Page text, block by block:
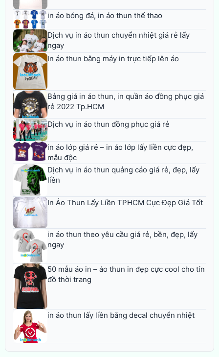
in áo bóng đá, in áo thun thể thao
Dịch vụ in áo thun chuyển nhiệt giá rẻ lấy
ngay
In áo thun bằng máy in trực tiếp lên áo
Bảng giá in áo thun, in quần áo đồng phục giá
rẻ 2022 Tp.HCM
Dịch vụ in áo thun đồng phục giá rẻ
in áo lớp giá rẻ – in áo lớp lấy liền cực đẹp,
mẫu độc
Dịch vụ in áo thun quảng cáo giá rẻ, đẹp, lấy
liền
In Áo Thun Lấy Liền TPHCM Cực Đẹp Giá Tốt
in áo thun theo yêu cầu giá rẻ, bền, đẹp, lấy
ngay
50 mẫu áo in – áo thun in đẹp cực cool cho tín
đồ thời trang
in áo thun lấy liền bằng decal chuyển nhiệt